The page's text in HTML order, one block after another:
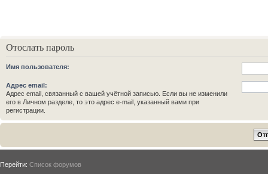
Отослать пароль
Имя пользователя:
Адрес email:
Адрес email, связанный с вашей учётной записью. Если вы не изменили
его в Личном разделе, то это адрес e-mail, указанный вами при
регистрации.
Перейти: Список форумов